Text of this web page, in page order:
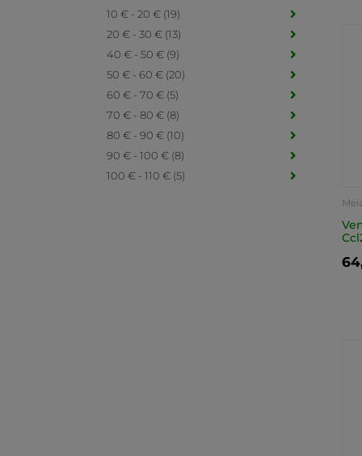
10 € - 20 € (19)
20 € - 30 € (13)
40 € - 50 € (9)
50 € - 60 € (20)
60 € - 70 € (5)
70 € - 80 € (8)
80 € - 90 € (10)
90 € - 100 € (8)
100 € - 110 € (5)